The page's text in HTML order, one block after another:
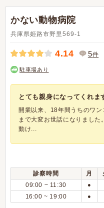
かない動物病院
兵庫県姫路市野里569-1
4.14 5件
駐車場あり
とても親身になってくれま
開業以来、18年間うちのワ
まで大変お世話になりまし
動け...
診察時間 月
09:00 ~ 11:30
●
16:00 ~ 19:00 ●